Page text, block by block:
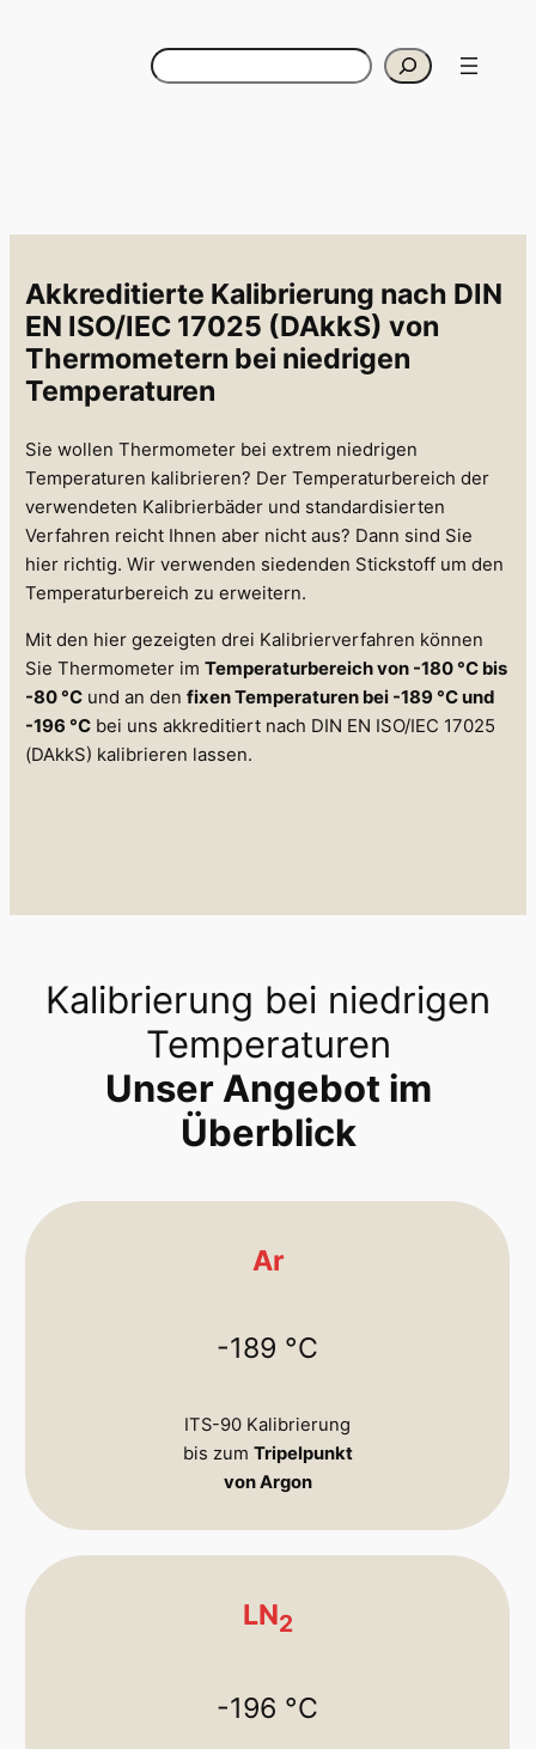
Suchen
Akkreditierte Kalibrierung nach DIN
EN ISO/IEC 17025 (DAkkS) von
Thermometern bei niedrigen
Temperaturen
Sie wollen Thermometer bei extrem niedrigen
Temperaturen kalibrieren? Der Temperaturbereich der
verwendeten Kalibrierbäder und standardisierten
Verfahren reicht Ihnen aber nicht aus? Dann sind Sie
hier richtig. Wir verwenden siedenden Stickstoff um den
Temperaturbereich zu erweitern.
Mit den hier gezeigten drei Kalibrierverfahren können
Sie Thermometer imTemperaturbereich von -180 °C bis
-80 °C und an denfixen Temperaturen bei -189 °C und
-196 °C bei uns akkreditiert nach DIN EN ISO/IEC 17025
(DAkkS) kalibrieren lassen.
Kalibrierung bei niedrigen
Temperaturen
Unser Angebot im
Überblick
Ar
-189 °C
ITS-90 Kalibrierung
bis zum Tripelpunkt
von Argon
LN2
-196 °C